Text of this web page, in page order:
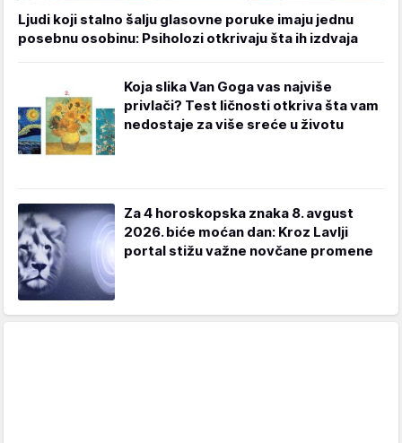
Ljudi koji stalno šalju glasovne poruke imaju jednu
posebnu osobinu: Psiholozi otkrivaju šta ih izdvaja
Koja slika Van Goga vas najviše
privlači? Test ličnosti otkriva šta vam
nedostaje za više sreće u životu
Za 4 horoskopska znaka 8. avgust
2026. biće moćan dan: Kroz Lavlji
portal stižu važne novčane promene